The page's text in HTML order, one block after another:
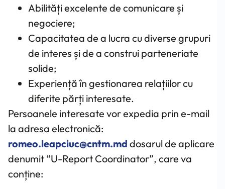
Abilități excelente de comunicare și
negociere;
Capacitatea de a lucra cu diverse grupuri
de interes și de a construi parteneriate
solide;
Experiență în gestionarea relațiilor cu
diferite părți interesate.
Persoanele interesate vor expedia prin e-mail
la adresa electronică:
romeo.leapciuc@cntm.md dosarul de aplicare
denumit “U-Report Coordinator”, care va
conține: